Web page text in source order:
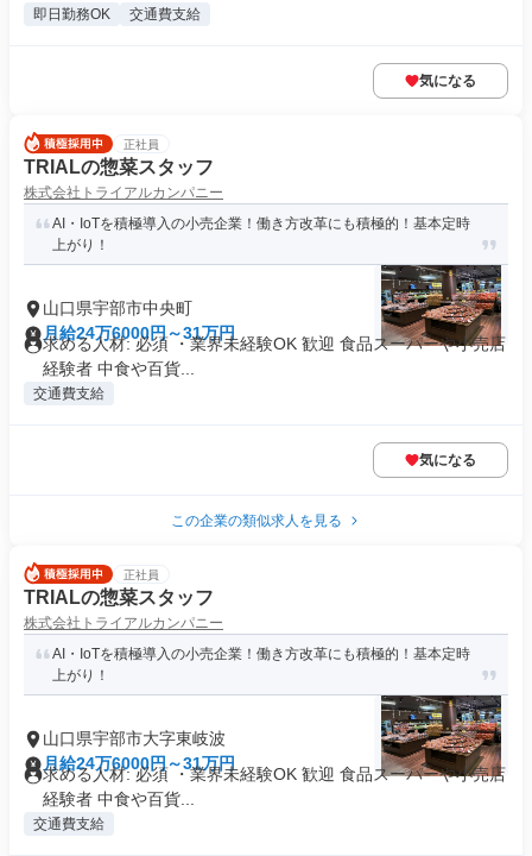
即日勤務OK 交通費支給
気になる
正社員
TRIALの惣菜スタッフ
株式会社トライアルカンパニー
AI・IoTを積極導入の小売企業！働き方改革にも積極的！基本定時
上がり！
山口県宇部市中央町
月給24万6000円～31万円
求める人材: 必須 ・業界未経験OK 歓迎 食品スーパーや小売店
経験者 中食や百貨...
交通費支給
気になる
この企業の類似求人を見る
正社員
TRIALの惣菜スタッフ
株式会社トライアルカンパニー
AI・IoTを積極導入の小売企業！働き方改革にも積極的！基本定時
上がり！
山口県宇部市大字東岐波
月給24万6000円～31万円
求める人材: 必須 ・業界未経験OK 歓迎 食品スーパーや小売店
経験者 中食や百貨...
交通費支給